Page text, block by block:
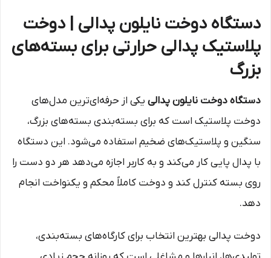
دستگاه دوخت نایلون پدالی | دوخت
پلاستیک پدالی حرارتی برای بسته‌های
بزرگ
دستگاه دوخت نایلون پدالی یکی از حرفه‌ای‌ترین مدل‌های
دوخت پلاستیک است که برای بسته‌بندی بسته‌های بزرگ،
سنگین و پلاستیک‌های ضخیم استفاده می‌شود. این دستگاه
با پدال پایی کار می‌کند و به کاربر اجازه می‌دهد هر دو دست را
روی بسته کنترل کند و دوخت کاملاً محکم و یکنواخت انجام
دهد.
دوخت پدالی بهترین انتخاب برای کارگاه‌های بسته‌بندی،